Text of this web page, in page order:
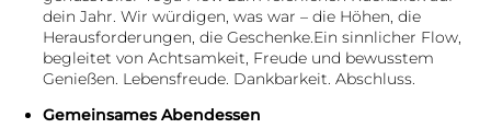
dein Jahr. Wir würdigen, was war – die Höhen, die
Herausforderungen, die Geschenke.Ein sinnlicher Flow,
begleitet von Achtsamkeit, Freude und bewusstem
Genießen. Lebensfreude. Dankbarkeit. Abschluss.
Gemeinsames Abendessen